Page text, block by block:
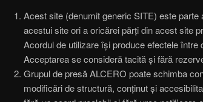
Acest site (denumit generic SITE) este
acestui site ori a oricărei părți din acest site
Acordul de utilizare își produce efectele
Acceptarea se consideră tacită și fără
Grupul de presă ALCERO poate schimba
modificări de structură, conținut și